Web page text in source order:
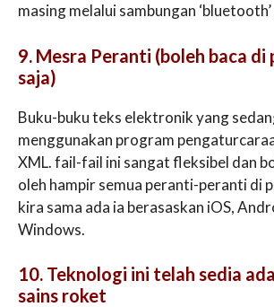
masing melalui sambungan
9. Mesra Peranti (boleh baca
saja)
Buku-buku teks elektronik yang
menggunakan program
XML. fail-fail ini sangat fleksibel dan
oleh hampir semua peranti-peranti di
kira sama ada ia berasaskan iOS,
Windows.
10. Teknologi ini telah sedia
sains roket